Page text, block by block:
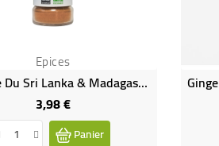
Epices
Cannelle Du Sri Lanka & Madagascar Bio & Équitable
3,98 €Prix
Panier